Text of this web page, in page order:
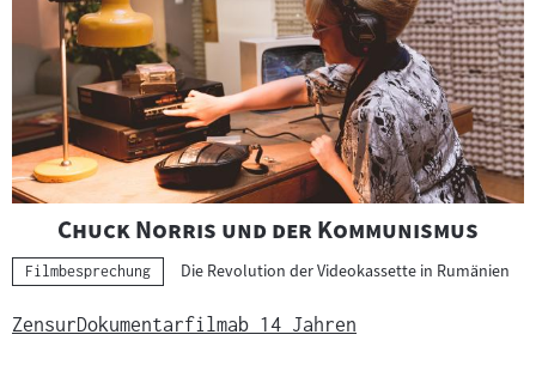
h
e
r
g
e
b
n
s
s
"
Chuck Norris und der Kommunismus
Kategorie:
Filmbesprechung Die Revolution der Videokassette in Rumänien
ZensurDokumentarfilmab 14 Jahren